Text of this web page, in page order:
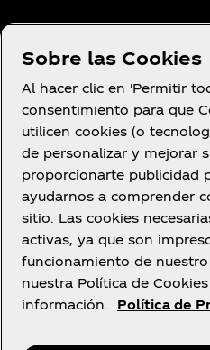
Sobre Nosotros
¿Necesitas ayuda?
Legal
Sobre las Cookies
Al hacer clic en 'Permitir
consentimiento para que
utilicen cookies (o
de personalizar y mejorar
proporcionarte publicidad
ayudarnos a comprender
sitio. Las cookies
activas, ya que son
funcionamiento de
nuestra Política de
información.
Política de